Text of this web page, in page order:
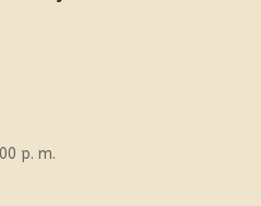
p. m.